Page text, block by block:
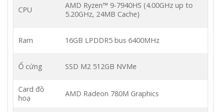
CPU
AMD Ryzen™ 9-7940HS (4.00GHz up to
5.20GHz, 24MB Cache)
Ram 16GB LPDDR5 bus 6400MHz
Ổ cứng SSD M2 512GB NVMe
Card đồ
hoạ
AMD Radeon 780M Graphics